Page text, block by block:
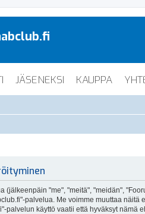
JÄSENEKSI KAUPPA
(jälkeenpäin "me", "meitä", "meidän",
palvelua. Me voimme muuttaa
palvelun käyttö vaatii että hyväksyt nämä